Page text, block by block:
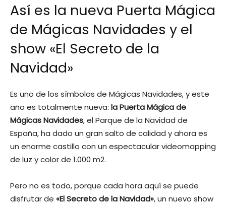
Así es la nueva Puerta Mágica
de Mágicas Navidades y el
show «El Secreto de la
Navidad»
Es uno de los símbolos de Mágicas Navidades, y este
año es totalmente nueva: la Puerta Mágica de
Mágicas Navidades, el Parque de la Navidad de
España, ha dado un gran salto de calidad y ahora es
un enorme castillo con un espectacular videomapping
de luz y color de 1.000 m2.
Pero no es todo, porque cada hora aquí se puede
disfrutar de «El Secreto de la Navidad», un nuevo show